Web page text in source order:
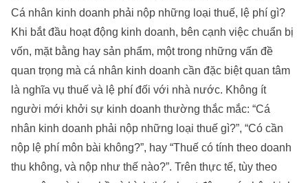
Cá nhân kinh doanh phải nộp những loại thuế, lệ phí gì?
Khi bắt đầu hoạt động kinh doanh, bên cạnh việc chuẩn bị
vốn, mặt bằng hay sản phẩm, một trong những vấn đề
quan trọng mà cá nhân kinh doanh cần đặc biệt quan tâm
là nghĩa vụ thuế và lệ phí đối với nhà nước. Không ít
người mới khởi sự kinh doanh thường thắc mắc: “Cá
nhân kinh doanh phải nộp những loại thuế gì?”, “Có cần
nộp lệ phí môn bài không?”, hay “Thuế có tính theo doanh
thu không, và nộp như thế nào?”. Trên thực tế, tùy theo